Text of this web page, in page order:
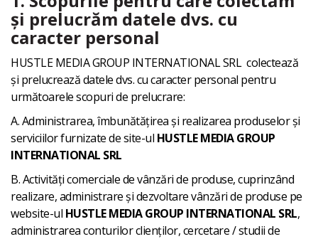
și prelucrăm datele dvs. cu
caracter personal
HUSTLE MEDIA GROUP INTERNATIONAL SRL colectează
și prelucrează datele dvs. cu caracter personal pentru
următoarele scopuri de prelucrare:
A. Administrarea, îmbunătățirea și realizarea produselor și
serviciilor furnizate de site-ul HUSTLE MEDIA GROUP
INTERNATIONAL SRL
B. Activități comerciale de vânzări de produse, cuprinzând
realizare, administrare și dezvoltare vânzări de produse pe
website-ul HUSTLE MEDIA GROUP INTERNATIONAL SRL,
administrarea conturilor clienților, cercetare / studii de